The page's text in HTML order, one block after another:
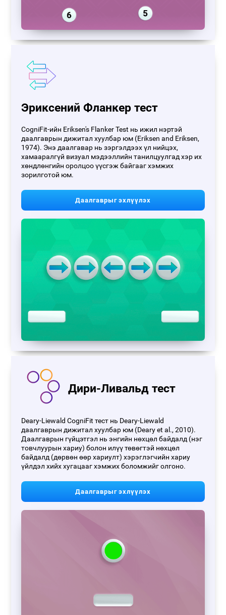
Эриксений Фланкер тест
CogniFit-ийн Eriksen's Flanker Test нь ижил нэртэй
даалгаврын дижитал хуулбар юм (Eriksen and Eriksen,
1974). Энэ даалгавар нь зэргэлдээх үл нийцэх,
хамааралгүй визуал мэдээллийн танилцуулгад хэр их
хөндлөнгийн оролцоо үүсгэж байгааг хэмжих
зорилготой юм.
Даалгаврыг эхлүүлэх
Дири-Ливальд тест
Deary-Liewald CogniFit тест нь Deary-Liewald
даалгаврын дижитал хуулбар юм (Deary et al., 2010).
Даалгаврын гүйцэтгэл нь энгийн нөхцөл байдалд (нэг
товчлуурын хариу) болон илүү төвөгтэй нөхцөл
байдалд (дөрвөн өөр хариулт) хэрэглэгчийн хариу
үйлдэл хийх хугацааг хэмжих боломжийг олгоно.
Даалгаврыг эхлүүлэх